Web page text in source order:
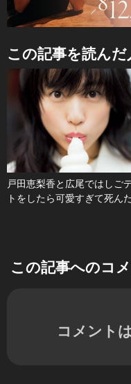
この記事を読ん
戸田恵梨香と広尾ではしご
トをしたら可愛すぎて死ん
この記事へのコ
コメント